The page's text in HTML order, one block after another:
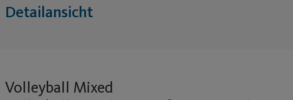
Detailansicht
Volleyball Mixed